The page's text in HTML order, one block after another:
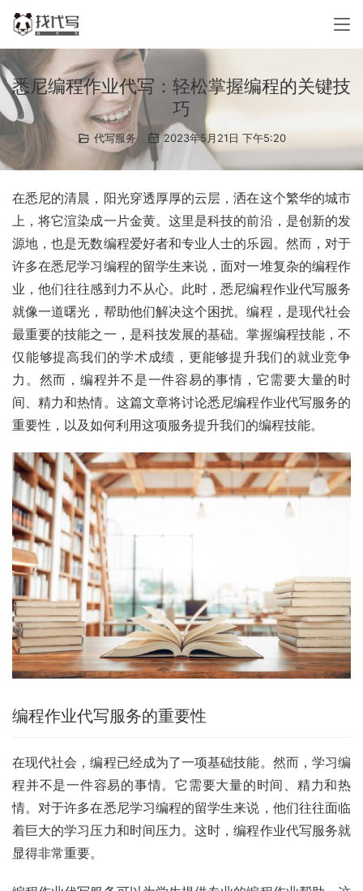
悉尼编程作业代写：轻松掌握编程的关键技
巧
代写服务 2023年5月21日 下午5:20
在悉尼的清晨，阳光穿透厚厚的云层，洒在这个繁华的城市
上，将它渲染成一片金黄。这里是科技的前沿，是创新的发
源地，也是无数编程爱好者和专业人士的乐园。然而，对于
许多在悉尼学习编程的留学生来说，面对一堆复杂的编程作
业，他们往往感到力不从心。此时，悉尼编程作业代写服务
就像一道曙光，帮助他们解决这个困扰。编程，是现代社会
最重要的技能之一，是科技发展的基础。掌握编程技能，不
仅能够提高我们的学术成绩，更能够提升我们的就业竞争
力。然而，编程并不是一件容易的事情，它需要大量的时
间、精力和热情。这篇文章将讨论悉尼编程作业代写服务的
重要性，以及如何利用这项服务提升我们的编程技能。
编程作业代写服务的重要性
在现代社会，编程已经成为了一项基础技能。然而，学习编
程并不是一件容易的事情。它需要大量的时间、精力和热
情。对于许多在悉尼学习编程的留学生来说，他们往往面临
着巨大的学习压力和时间压力。这时，编程作业代写服务就
显得非常重要。